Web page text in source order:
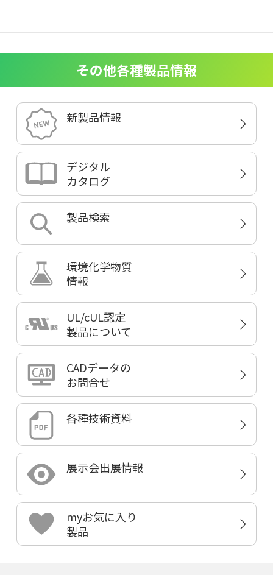
その他各種製品情報
新製品情報
デジタル
カタログ
製品検索
環境化学物質
情報
UL/cUL認定
製品について
CADデータの
お問合せ
各種技術資料
展示会出展情報
myお気に入り
製品